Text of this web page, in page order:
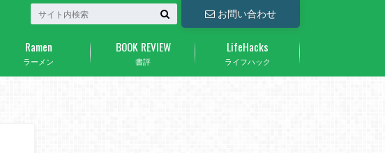
お問い合わせ
ラーメン
Ramen
書評
BOOK REVIEW
ライフハック
LifeHacks